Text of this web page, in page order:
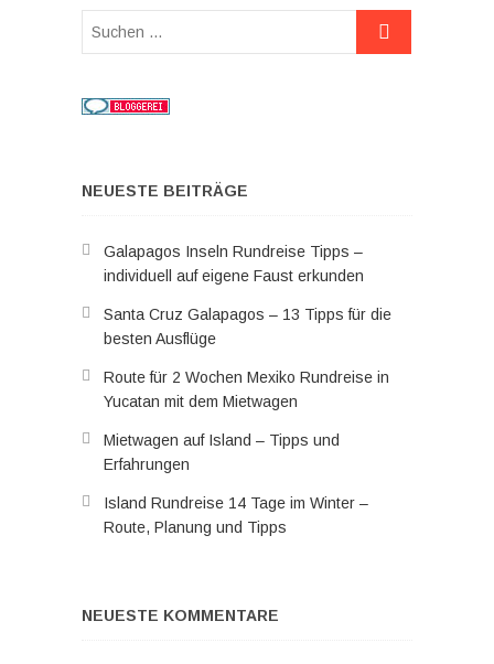
Suchen
NEUESTE BEITRÄGE
Galapagos Inseln Rundreise Tipps –
individuell auf eigene Faust erkunden
Santa Cruz Galapagos – 13 Tipps für die
besten Ausflüge
Route für 2 Wochen Mexiko Rundreise in
Yucatan mit dem Mietwagen
Mietwagen auf Island – Tipps und
Erfahrungen
Island Rundreise 14 Tage im Winter –
Route, Planung und Tipps
NEUESTE KOMMENTARE